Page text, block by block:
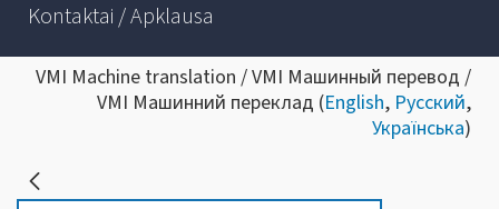
Kontaktai / Apklausa
VMI Machine translation / VMI Машинный перевод /
VMI Машинний переклад (English, Русский,
Українська)